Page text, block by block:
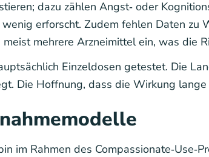
dazu zählen Angst‑ oder
erforscht. Zudem fehlen Daten
meist mehrere Arzneimittel ein, was die
Einzeldosen getestet. Die
Die Hoffnung, dass die Wirkung
im Rahmen des